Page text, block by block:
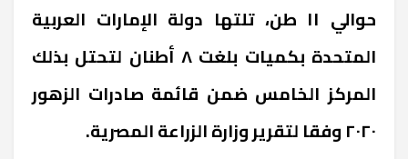
حوالي ١١ طن، تلتها دولة الإمارات العربية
المتحدة بكميات بلغت ٨ أطنان لتحتل بذلك
المركز الخامس ضمن قائمة صادرات الزهور
٢٠٢٠ وفقا لتقرير وزارة الزراعة المصرية.